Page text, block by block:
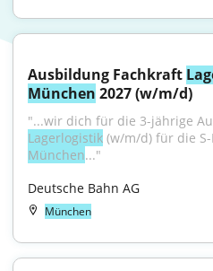
Ausbildung Fachkraft
München 2027 (w/m/d)
Lagerlogistik
München..."
Deutsche Bahn AG
München